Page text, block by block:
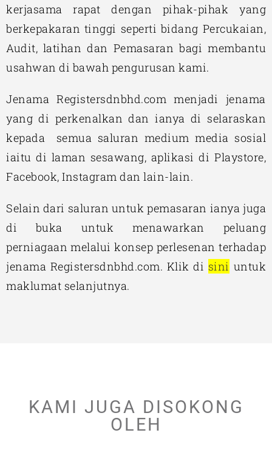
kerjasama rapat dengan pihak-pihak yang
berkepakaran tinggi seperti bidang Percukaian,
Audit, latihan dan Pemasaran bagi membantu
usahwan di bawah pengurusan kami.
Jenama Registersdnbhd.com menjadi jenama
yang di perkenalkan dan ianya di selaraskan
kepada semua saluran medium media sosial
iaitu di laman sesawang, aplikasi di Playstore,
Facebook, Instagram dan lain-lain.
Selain dari saluran untuk pemasaran ianya juga
di buka untuk menawarkan peluang
perniagaan melalui konsep perlesenan terhadap
jenama Registersdnbhd.com. Klik di sini untuk
maklumat selanjutnya.
KAMI JUGA DISOKONG
OLEH